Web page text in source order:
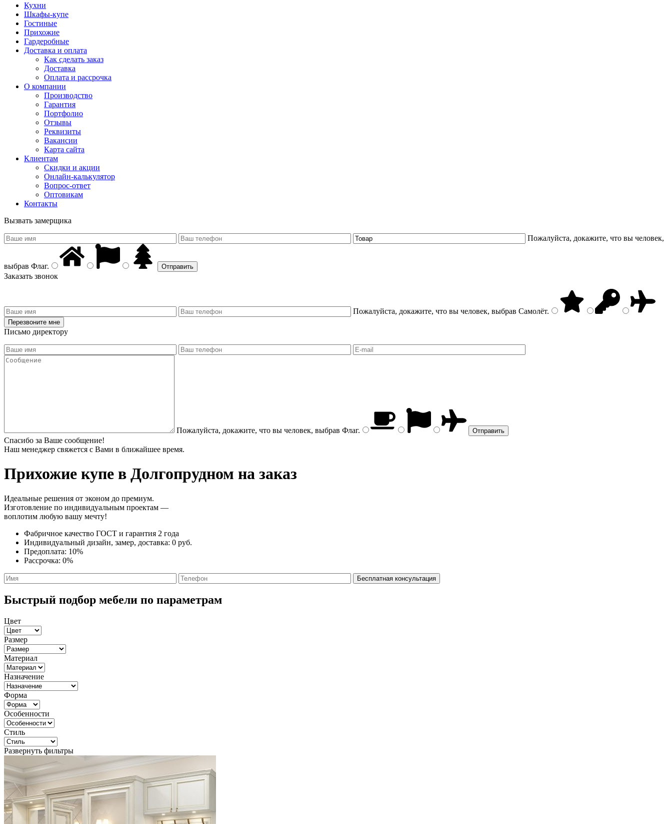
Кухни
Шкафы-купе
Гостиные
Прихожие
Гардеробные
Доставка и оплата
Как сделать заказ
Доставка
Оплата и рассрочка
О компании
Производство
Гарантия
Портфолио
Отзывы
Реквизиты
Вакансии
Карта сайта
Клиентам
Скидки и акции
Онлайн-калькулятор
Вопрос-ответ
Оптовикам
Контакты
Вызвать замерщика
Пожалуйста, докажите, что вы человек,
выбрав Флаг.
Заказать звонок
Пожалуйста, докажите, что вы человек, выбрав Самолёт.
Письмо директору
Пожалуйста, докажите, что вы человек, выбрав Флаг.
Спасибо за Ваше сообщение!
Наш менеджер свяжется с Вами в ближайшее время.
Прихожие купе в Долгопрудном на заказ
Идеальные решения от эконом до премиум.
Изготовление по индивидуальным проектам —
воплотим любую вашу мечту!
Фабричное качество ГОСТ и гарантия 2 года
Индивидуальный дизайн, замер, доставка: 0 руб.
Предоплата: 10%
Рассрочка: 0%
Быстрый подбор мебели по параметрам
Цвет
Размер
Материал
Назначение
Форма
Особенности
Стиль
Развернуть фильтры